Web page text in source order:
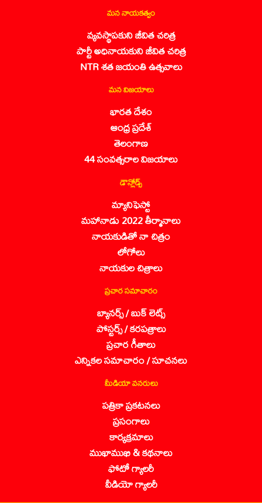
మన నాయకత్వం
వ్యవస్థాపకుని జీవిత చరిత్ర
పార్టీ అధినాయకుని జీవిత చరిత్ర
NTR శత జయంతి ఉత్సవాలు
మన విజయాలు
భారత దేశం
ఆంధ్ర ప్రదేశ్
తెలంగాణ
44 సంవత్సరాల విజయాలు
డౌన్లోడ్స్
మ్యానిఫెస్టో
మహానాడు 2022 తీర్మానాలు
నాయకుడితో నా చిత్రం
లోగోలు
నాయకుల చిత్రాలు
ప్రచార సమాచారం
బ్యానర్స్ / బుక్ లెట్స్
పోస్టర్స్ / కరపత్రాలు
ప్రచార గీతాలు
ఎన్నికల సమాచారం / సూచనలు
మీడియా వనరులు
పత్రికా ప్రకటనలు
ప్రసంగాలు
కార్యక్రమాలు
ముఖాముఖి & కథనాలు
ఫోటో గ్యాలరీ
వీడియో గ్యాలరీ